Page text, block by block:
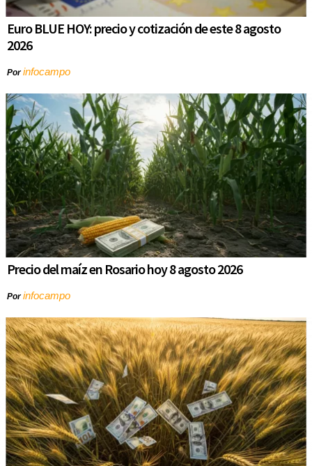
Euro BLUE HOY: precio y cotización de este 8 agosto
2026
Porinfocampo
Precio del maíz en Rosario hoy 8 agosto 2026
Porinfocampo